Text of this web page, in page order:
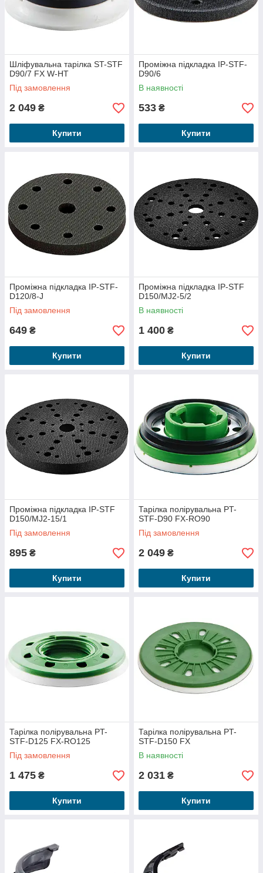
Шліфувальна тарілка ST-STF
D90/7 FX W-HT
Під замовлення
2 049 ₴
Купити
Проміжна підкладка IP-STF-
D90/6
В наявності
533 ₴
Купити
Проміжна підкладка IP-STF-
D120/8-J
Під замовлення
649 ₴
Купити
Проміжна підкладка IP-STF
D150/MJ2-5/2
В наявності
1 400 ₴
Купити
Проміжна підкладка IP-STF
D150/MJ2-15/1
Під замовлення
895 ₴
Купити
Тарілка полірувальна PT-
STF-D90 FX-RO90
Під замовлення
2 049 ₴
Купити
Тарілка полірувальна PT-
STF-D125 FX-RO125
Під замовлення
1 475 ₴
Купити
Тарілка полірувальна PT-
STF-D150 FX
В наявності
2 031 ₴
Купити